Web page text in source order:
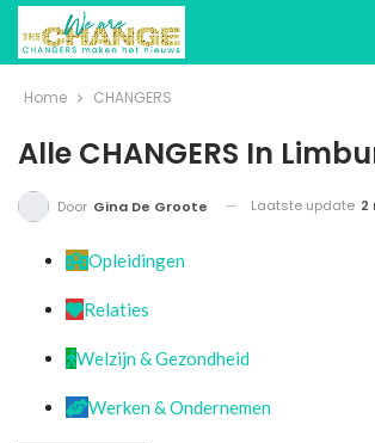
Home CHANGERS
Alle CHANGERS In
Door Gina De Groote Laatste update 2
Opleidingen
Relaties
Welzijn & Gezondheid
Werken & Ondernemen